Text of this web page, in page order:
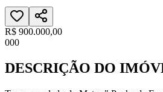
R$ 900.000,00
000
DESCRIÇÃO DO